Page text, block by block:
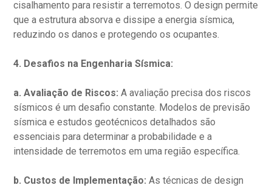
cisalhamento para resistir a terremotos. O design permite
que a estrutura absorva e dissipe a energia sísmica,
reduzindo os danos e protegendo os ocupantes.
4. Desafios na Engenharia Sísmica:
a. Avaliação de Riscos: A avaliação precisa dos riscos
sísmicos é um desafio constante. Modelos de previsão
sísmica e estudos geotécnicos detalhados são
essenciais para determinar a probabilidade e a
intensidade de terremotos em uma região específica.
b. Custos de Implementação: As técnicas de design